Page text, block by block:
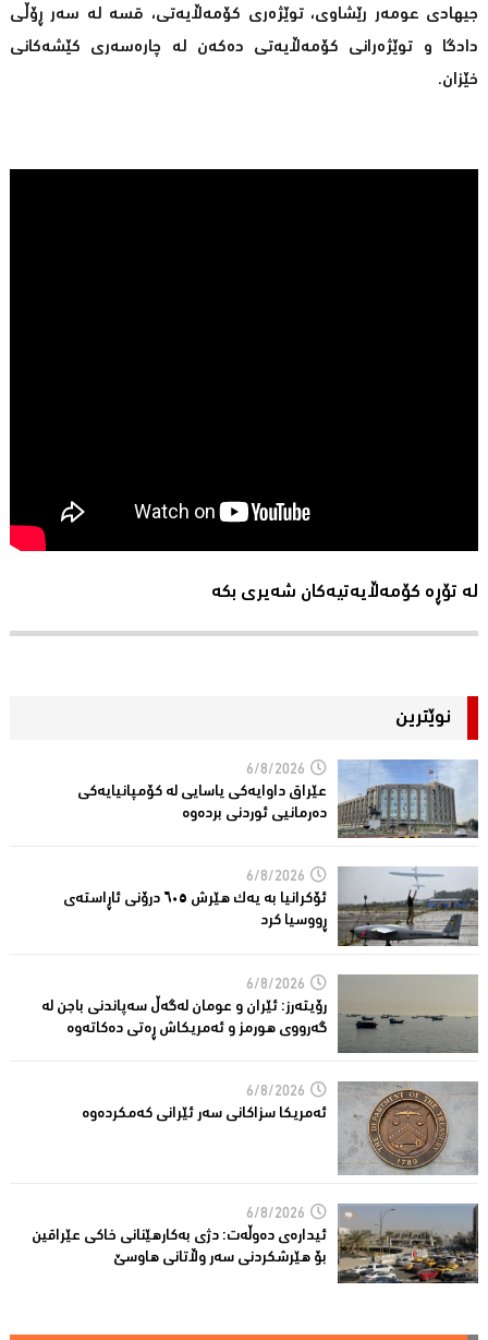
جیهادی عومەر رێشاوی، توێژەری کۆمەڵایەتی، قسە لە سەر ڕۆڵى
دادگا و توێژەرانى کۆمەڵایەتى دەکەن لە چارەسەرى کێشەکانى
خێزان.
لە تۆڕە کۆمەڵایەتیەکان شەیری بکە
نوێترین
6/8/2026
عێراق داوایەکی یاسایی لە کۆمپانیایه‌كی
دەرمانیى ئوردنی بردەوە
6/8/2026
ئۆکرانیا بە یەک هێرش ٦٠٥ درۆنی ئاڕاستەى
ڕووسیا کرد
6/8/2026
رۆیتەرز: ئێران و عومان لەگەڵ سەپاندنی باجن لە
گەرووی هورمز و ئەمریکاش ڕەتی دەکاتەوە
6/8/2026
ئه‌مریكا سزاكانی سه‌ر ئێرانی كه‌مكرده‌وه‌
6/8/2026
ئیدارەى دەوڵەت: دژى بەکارهێنانى خاکی عێراقین
بۆ هێرشکردنى سەر وڵاتانی هاوسێ